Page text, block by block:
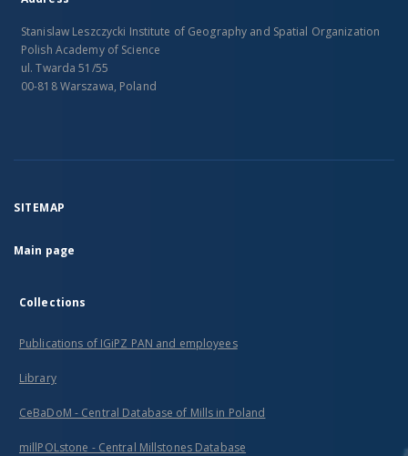
Stanislaw Leszczycki Institute of Geography and Spatial Organization
Polish Academy of Science
ul. Twarda 51/55
00-818 Warszawa, Poland
SITEMAP
Main page
Collections
Publications of IGiPZ PAN and employees
Library
CeBaDoM - Central Database of Mills in Poland
millPOLstone - Central Millstones Database